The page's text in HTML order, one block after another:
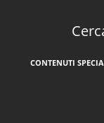
CONTENUTI